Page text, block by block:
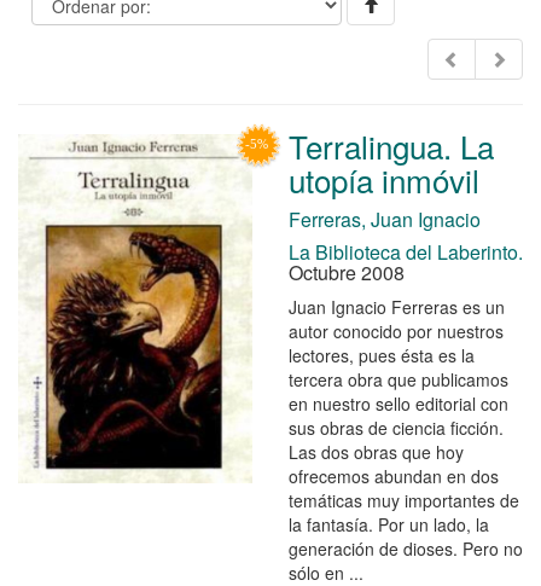
Terralingua. La
utopía inmóvil
Ferreras, Juan Ignacio
La Biblioteca del Laberinto.
Octubre 2008
Juan Ignacio Ferreras es un
autor conocido por nuestros
lectores, pues ésta es la
tercera obra que publicamos
en nuestro sello editorial con
sus obras de ciencia ficción.
Las dos obras que hoy
ofrecemos abundan en dos
temáticas muy importantes de
la fantasía. Por un lado, la
generación de dioses. Pero no
sólo en ...